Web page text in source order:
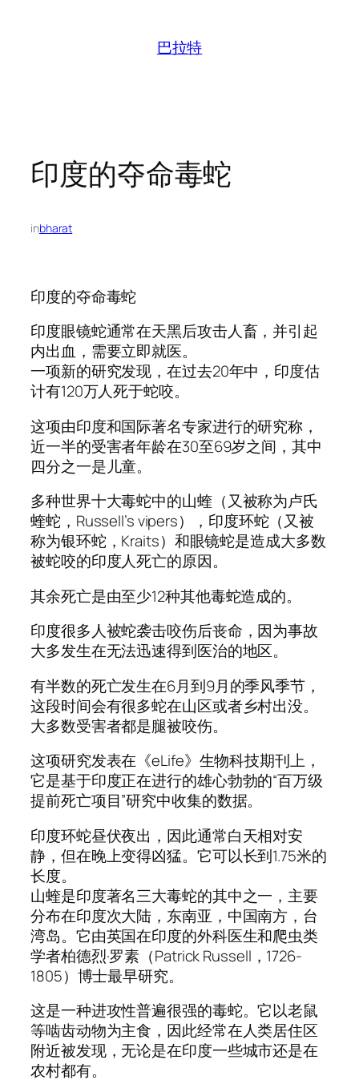
巴拉特
印度的夺命毒蛇
inbharat
印度的夺命毒蛇
印度眼镜蛇通常在天黑后攻击人畜，并引起
内出血，需要立即就医。
一项新的研究发现，在过去20年中，印度估
计有120万人死于蛇咬。
这项由印度和国际著名专家进行的研究称，
近一半的受害者年龄在30至69岁之间，其中
四分之一是儿童。
多种世界十大毒蛇中的山蝰（又被称为卢氏
蝰蛇，Russell’s vipers），印度环蛇（又被
称为银环蛇，Kraits）和眼镜蛇是造成大多数
被蛇咬的印度人死亡的原因。
其余死亡是由至少12种其他毒蛇造成的。
印度很多人被蛇袭击咬伤后丧命，因为事故
大多发生在无法迅速得到医治的地区。
有半数的死亡发生在6月到9月的季风季节，
这段时间会有很多蛇在山区或者乡村出没。
大多数受害者都是腿被咬伤。
这项研究发表在《eLife》生物科技期刊上，
它是基于印度正在进行的雄心勃勃的“百万级
提前死亡项目”研究中收集的数据。
印度环蛇昼伏夜出，因此通常白天相对安
静，但在晚上变得凶猛。它可以长到1.75米的
长度。
山蝰是印度著名三大毒蛇的其中之一，主要
分布在印度次大陆，东南亚，中国南方，台
湾岛。它由英国在印度的外科医生和爬虫类
学者柏德烈·罗素（Patrick Russell，1726-
1805）博士最早研究。
这是一种进攻性普遍很强的毒蛇。它以老鼠
等啮齿动物为主食，因此经常在人类居住区
附近被发现，无论是在印度一些城市还是在
农村都有。